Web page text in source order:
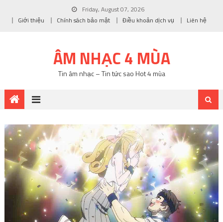
Friday, August 07, 2026
Giới thiệu
Chính sách bảo mật Điều khoản dịch vụ Liên hệ
ÂM NHẠC 4 MÙA
Tin âm nhạc – Tin tức sao Hot 4 mùa